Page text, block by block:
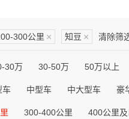
300公里 × 知豆 × 清除筛
30万 30-50万 50万以上
车 中型车 中大型车 豪
300-400公里 400公里